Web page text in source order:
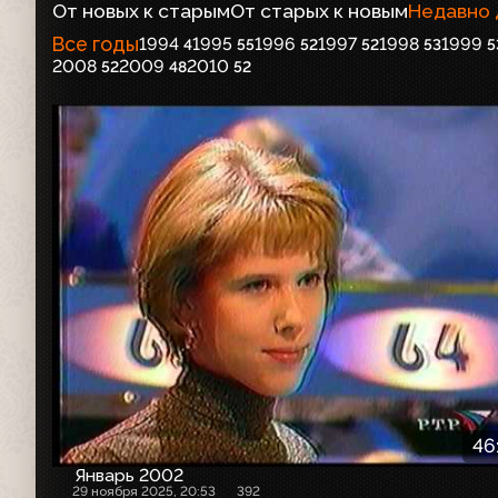
От новых к старымОт старых к новымНедавно
Все годы1994 41995 551996 521997 521998 531999
2008 522009 482010 52
Январь 2002
29 ноября 2025, 20:53 392